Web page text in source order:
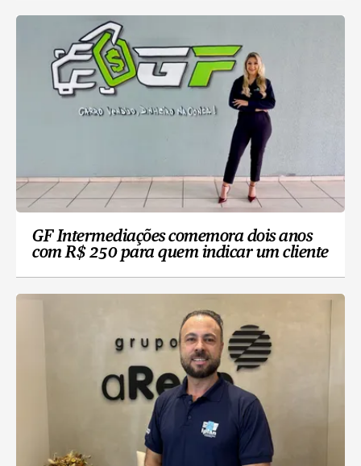
GF Intermediações comemora dois anos
com R$ 250 para quem indicar um cliente